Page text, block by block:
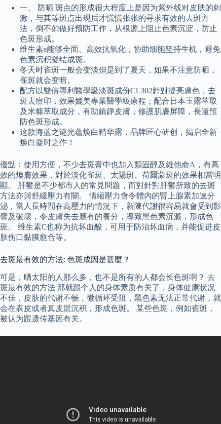
一、 防晒 斑点的形成很大程度上是因为紫外线对皮肤的刺
激，与其等斑点出现后才慌慌张张的寻求有效的去斑方
法，倒不如做好预防工作，从根源上阻止色素沉淀，防止
色斑形成。
维生素e能够全面、高效抗氧化，协助细胞坚持生机，避免
色素沉积凝结成斑。
冬天时雀斑一般会变淡但是到了夏天，如果不注意防晒，
雀斑就会变暗。
配方以雙倍專利醫學級淡斑成份CL302針對提亮膚色，去
斑去痘印，效果媲美專業醫學級療程；配合日本玉露萃取
及米糠萃取成分，有助鎮靜皮膚，修護肌膚屏障，長遠預
防色斑形成。
这款海蓝之谜光蕴焕白精华露，品牌匠心研创，揭启全新
焕白凝时之作！
優點：使用方便，不少去斑膏中也加入類固醇及維他命A，有高
效的煥膚效果，對於淡化雀斑、太陽斑、荷爾蒙斑的效果相當明
顯。 肝鬱是不少都市人的常見問題，而對針對肝鬱所致的去斑
方法亦與舒緩壓力有關。 情縮壓力會令體內的腎上腺素加速分
泌，當人長時間在高壓力的情況下，新陳代謝很容易就會受到影
響及破壞，令皮膚失去應有的養分，導致黑色素沉澱，形成色
斑。 维生素C也称为抗坏血酸，可用于防治坏血病，并能促进皮
肤伤口黏膜愈合等。
去斑最有效的方法: 色斑成因是甚麼？
可是，晒太阳的人那么多，也不是所有的人都会长色斑啊？ 去
斑最有效的方法 那就跟个人的身体素质有关了，身体健康状况
不佳，皮肤的代谢不畅，微循环受阻，黑色素无法正常代谢，就
会在表皮或者真皮层沉积，形成色斑。 某些色斑，例如雀斑，
被认为跟遗传基因有关。